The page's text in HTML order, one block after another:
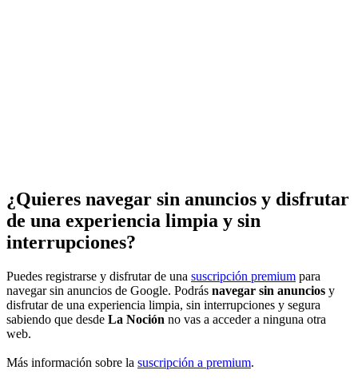
¿Quieres navegar sin anuncios y disfrutar
de una experiencia limpia y sin
interrupciones?
Puedes registrarse y disfrutar de una suscripción premium para
navegar sin anuncios de Google. Podrás navegar sin anuncios y
disfrutar de una experiencia limpia, sin interrupciones y segura
sabiendo que desde La Noción no vas a acceder a ninguna otra
web.
Más información sobre la suscripción a premium.